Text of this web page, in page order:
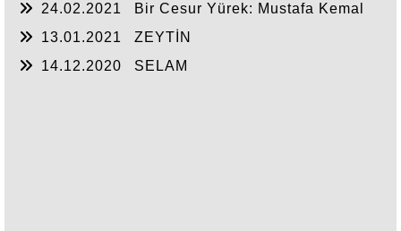
24.02.2021
Bir Cesur Yürek: Mustafa Kemal
13.01.2021
ZEYTİN
14.12.2020
SELAM